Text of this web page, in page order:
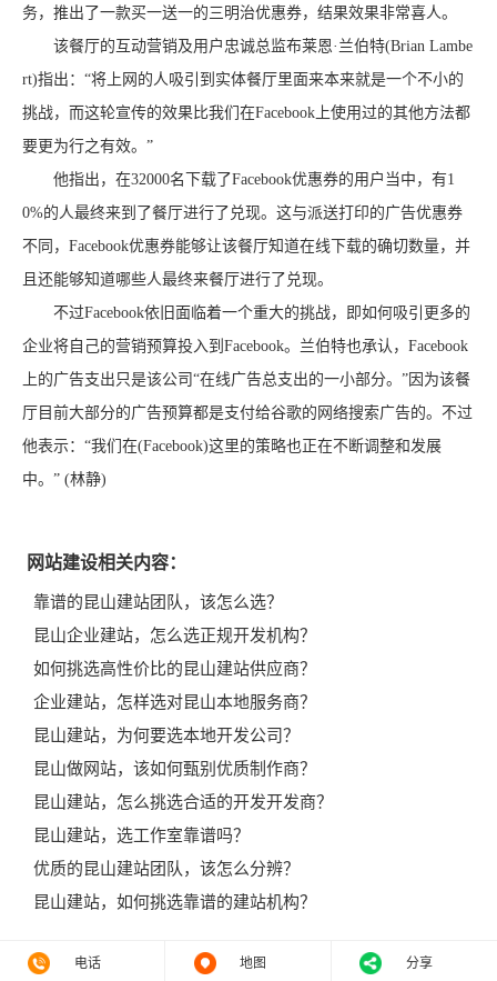
务，推出了一款买一送一的三明治优惠券，结果效果非常喜人。
该餐厅的互动营销及用户忠诚总监布莱恩·兰伯特(Brian Lambe
rt)指出：“将上网的人吸引到实体餐厅里面来本来就是一个不小的
挑战，而这轮宣传的效果比我们在Facebook上使用过的其他方法都
要更为行之有效。”
他指出，在32000名下载了Facebook优惠券的用户当中，有1
0%的人最终来到了餐厅进行了兑现。这与派送打印的广告优惠券
不同，Facebook优惠券能够让该餐厅知道在线下载的确切数量，并
且还能够知道哪些人最终来餐厅进行了兑现。
不过Facebook依旧面临着一个重大的挑战，即如何吸引更多的
企业将自己的营销预算投入到Facebook。兰伯特也承认，Facebook
上的广告支出只是该公司“在线广告总支出的一小部分。”因为该餐
厅目前大部分的广告预算都是支付给谷歌的网络搜索广告的。不过
他表示：“我们在(Facebook)这里的策略也正在不断调整和发展
中。” (林静)
网站建设相关内容：
靠谱的昆山建站团队，该怎么选？
昆山企业建站，怎么选正规开发机构？
如何挑选高性价比的昆山建站供应商？
企业建站，怎样选对昆山本地服务商？
昆山建站，为何要选本地开发公司？
昆山做网站，该如何甄别优质制作商？
昆山建站，怎么挑选合适的开发开发商？
昆山建站，选工作室靠谱吗？
优质的昆山建站团队，该怎么分辨？
昆山建站，如何挑选靠谱的建站机构？
电话 地图 分享